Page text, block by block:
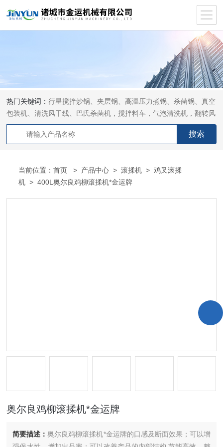
热门关键词：行星搅拌炒锅、夹层锅、高温压力煮锅、杀菌锅、真空
包装机、清洗风干线、巴氏杀菌机，搅拌料车，气泡清洗机，翻转风
干机
当前位置：首页 > 产品中心 >滚揉机 >鸡叉滚揉
机 > 400L奥尔良鸡柳滚揉机*金运牌
奥尔良鸡柳滚揉机*金运牌
简要描述：奥尔良鸡柳滚揉机*金运牌的口感及断面效果；可以增